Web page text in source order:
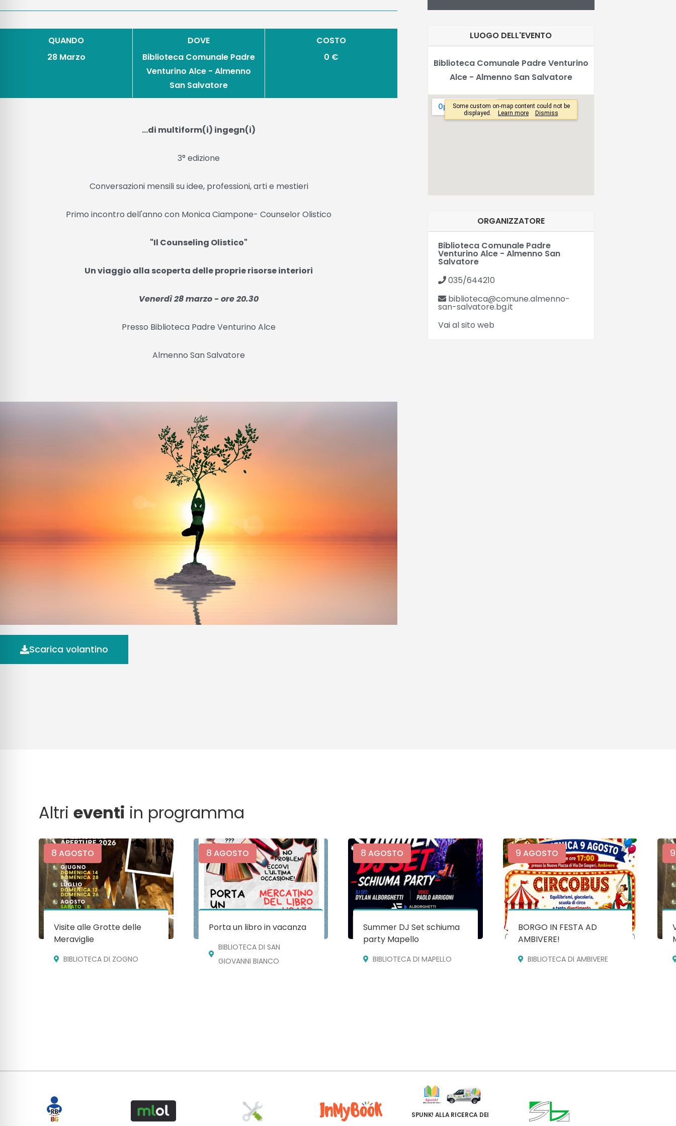
QUANDO
28 Marzo
DOVE
Biblioteca Comunale Padre
Venturino Alce - Almenno
San Salvatore
COSTO
0 €
...di multiform(i) ingegn(i)
3° edizione
Conversazioni mensili su idee, professioni, arti e mestieri
Primo incontro dell'anno con Monica Ciampone- Counselor Olistico
"Il Counseling Olistico"
Un viaggio alla scoperta delle proprie risorse interiori
Venerdì 28 marzo - ore 20.30
Presso Biblioteca Padre Venturino Alce
Almenno San Salvatore
Scarica volantino
LUOGO DELL'EVENTO
Biblioteca Comunale Padre Venturino
Alce - Almenno San Salvatore
ORGANIZZATORE
Biblioteca Comunale Padre
Venturino Alce - Almenno San
Salvatore
035/644210
biblioteca@comune.almenno-
san-salvatore.bg.it
Vai al sito web
Altrieventi in programma
8 AGOSTO
Visite alle Grotte delle
Meraviglie
BIBLIOTECA DI ZOGNO
8 AGOSTO
Porta un libro in vacanza
BIBLIOTECA DI SAN
GIOVANNI BIANCO
8 AGOSTO
Summer DJ Set schiuma
party Mapello
BIBLIOTECA DI MAPELLO
9 AGOSTO
BORGO IN FESTA AD
AMBIVERE!
BIBLIOTECA DI AMBIVERE
9
SPUNK! ALLA RICERCA DEI